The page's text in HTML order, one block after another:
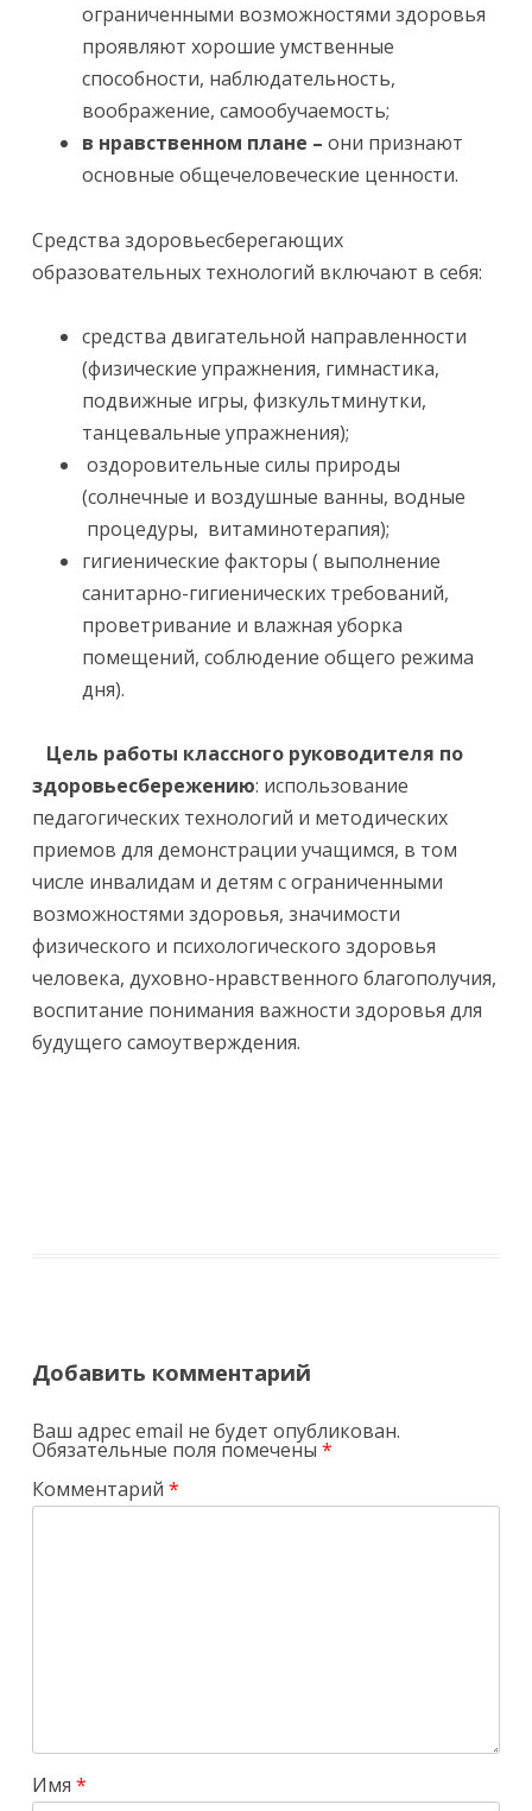
ограниченными возможностями здоровья
проявляют хорошие умственные
способности, наблюдательность,
воображение, самообучаемость;
в нравственном плане – они признают
основные общечеловеческие ценности.
Средства здоровьесберегающих
образовательных технологий включают в себя:
средства двигательной направленности
(физические упражнения, гимнастика,
подвижные игры, физкультминутки,
танцевальные упражнения);
оздоровительные силы природы
(солнечные и воздушные ванны, водные
процедуры, витаминотерапия);
гигиенические факторы ( выполнение
санитарно-гигиенических требований,
проветривание и влажная уборка
помещений, соблюдение общего режима
дня).
Цель работы классного руководителя по
здоровьесбережению: использование
педагогических технологий и методических
приемов для демонстрации учащимся, в том
числе инвалидам и детям с ограниченными
возможностями здоровья, значимости
физического и психологического здоровья
человека, духовно-нравственного благополучия,
воспитание понимания важности здоровья для
будущего самоутверждения.
Добавить комментарий
Ваш адрес email не будет опубликован.
Обязательные поля помечены*
Комментарий*
Имя*